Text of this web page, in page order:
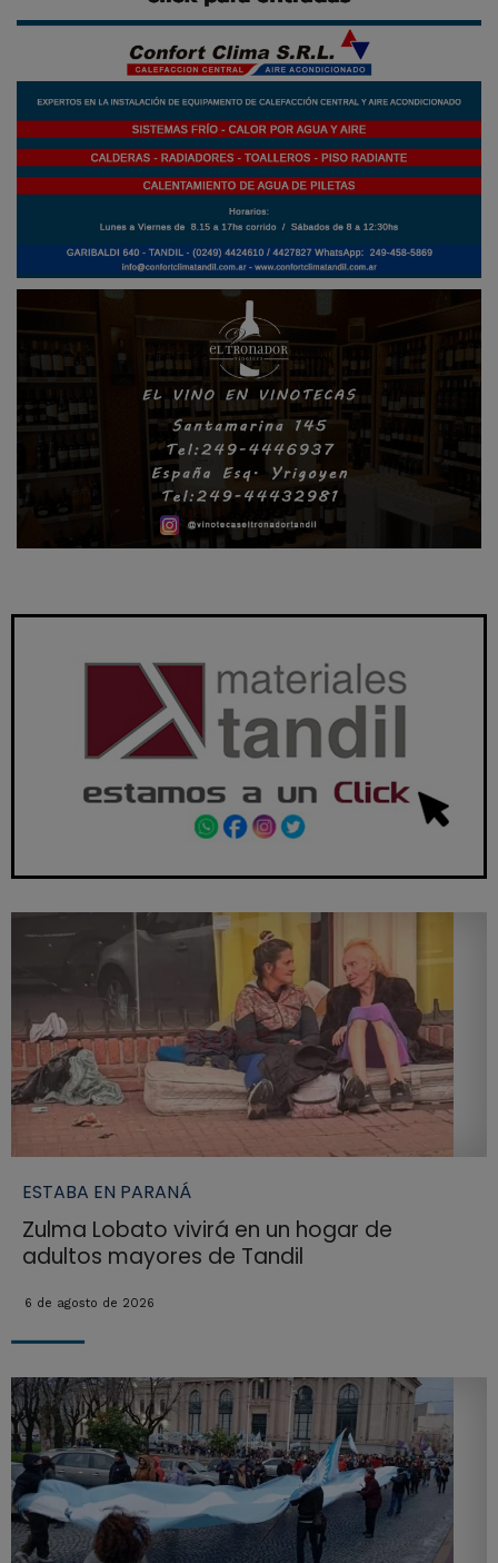
ESTABA EN PARANÁ
Zulma Lobato vivirá en un hogar de
adultos mayores de Tandil
6 de agosto de 2026